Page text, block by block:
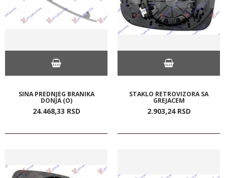
SINA PREDNJEG BRANIKA
DONJA (O)
24.468,33 RSD
STAKLO RETROVIZORA SA
GREJACEM
2.903,24 RSD